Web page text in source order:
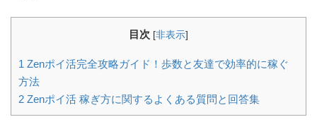
目次 [非表示]
1 Zenポイ活完全攻略ガイド！歩数と友達で効率的に稼ぐ
方法
2 Zenポイ活 稼ぎ方に関するよくある質問と回答集